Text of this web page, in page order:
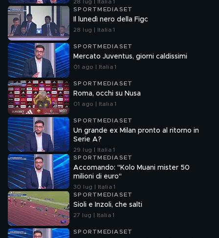
28 lug | Italia 1
SPORTMEDIASET
Il lunedì nero della Figc
28 lug | Italia 1
SPORTMEDIASET
Mercato Juventus, giorni caldissimi
01 ago | Italia 1
SPORTMEDIASET
Roma, occhi su Nusa
01 ago | Italia 1
SPORTMEDIASET
Un grande ex Milan pronto al ritorno in
Serie A?
29 lug | Italia 1
SPORTMEDIASET
Accomando: "Kolo Muani mister 50
milioni di euro"
30 lug | Italia 1
SPORTMEDIASET
Sioli e Inzoli, che salti
27 lug | Italia 1
SPORTMEDIASET